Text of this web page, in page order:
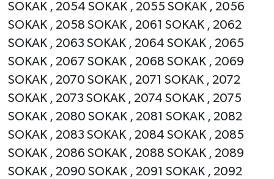
SOKAK , 2054 SOKAK , 2055 SOKAK , 2056
SOKAK , 2058 SOKAK , 2061 SOKAK , 2062
SOKAK , 2063 SOKAK , 2064 SOKAK , 2065
SOKAK , 2067 SOKAK , 2068 SOKAK , 2069
SOKAK , 2070 SOKAK , 2071 SOKAK , 2072
SOKAK , 2073 SOKAK , 2074 SOKAK , 2075
SOKAK , 2080 SOKAK , 2081 SOKAK , 2082
SOKAK , 2083 SOKAK , 2084 SOKAK , 2085
SOKAK , 2086 SOKAK , 2088 SOKAK , 2089
SOKAK , 2090 SOKAK , 2091 SOKAK , 2092